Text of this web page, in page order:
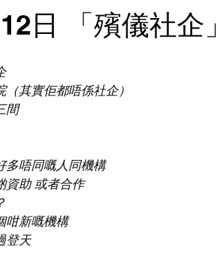
日 「殯儀社企」
其實佢都唔係社企）
間
多唔同嘅人同機構
資助 或者合作
咁新嘅機構
登天